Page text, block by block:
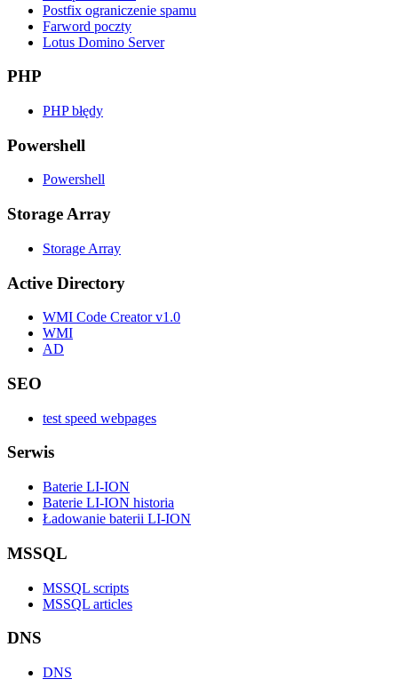
Postfix ograniczenie spamu
Farword poczty
Lotus Domino Server
PHP
PHP błędy
Powershell
Powershell
Storage Array
Storage Array
Active Directory
WMI Code Creator v1.0
WMI
AD
SEO
test speed webpages
Serwis
Baterie LI-ION
Baterie LI-ION historia
Ładowanie baterii LI-ION
MSSQL
MSSQL scripts
MSSQL articles
DNS
DNS